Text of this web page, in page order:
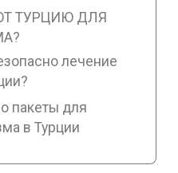
ТУРЦИЮ ДЛЯ
лечение
пакеты для
в Турции